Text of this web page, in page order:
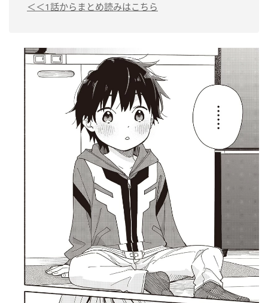
＜＜1話からまとめ読みはこちら